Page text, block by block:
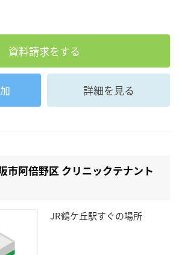
資料請求をする
詳細を見る
市阿倍野区 クリニックテナント
JR鶴ケ丘駅すぐの場所